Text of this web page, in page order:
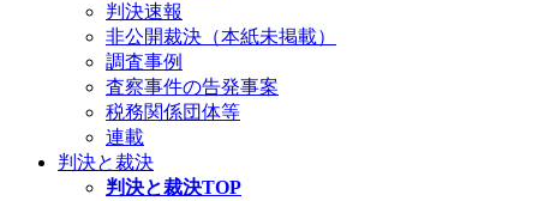
判決速報
非公開裁決（本紙未掲載）
調査事例
査察事件の告発事案
税務関係団体等
連載
判決と裁決
判決と裁決TOP